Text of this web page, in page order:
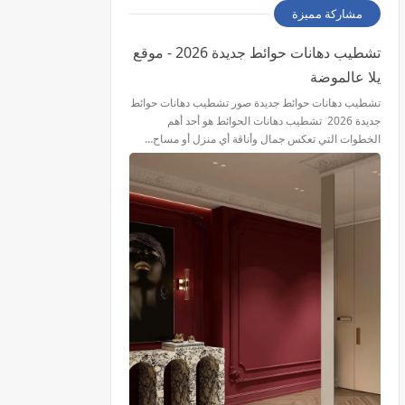
مشاركة مميزة
تشطيب دهانات حوائط جديدة 2026 - موقع
يلا عالموضة
تشطيب دهانات حوائط جديدة صور تشطيب دهانات حوائط
جديدة 2026 تشطيب دهانات الحوائط هو أحد أهم
الخطوات التي تعكس جمال وأناقة أي منزل أو مساح…